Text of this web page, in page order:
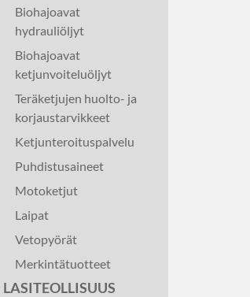
Biohajoavat
hydrauliöljyt
Biohajoavat
ketjunvoiteluöljyt
Teräketjujen huolto- ja
korjaustarvikkeet
Ketjunteroituspalvelu
Puhdistusaineet
Motoketjut
Laipat
Vetopyörät
Merkintätuotteet
LASITEOLLISUUS